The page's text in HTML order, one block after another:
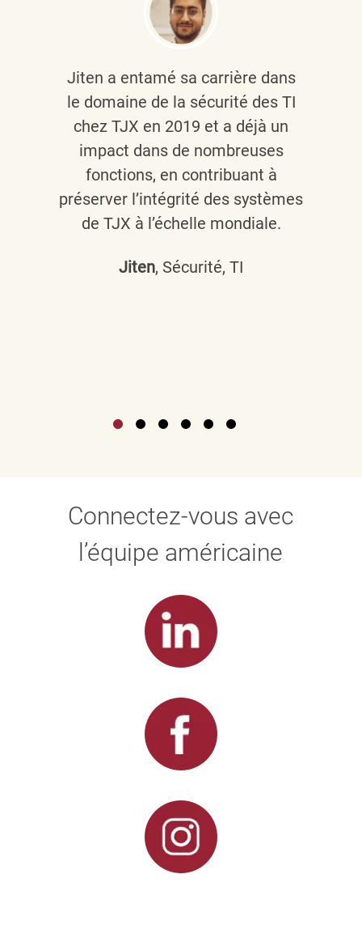
Jiten a entamé sa carrière dans
le domaine de la sécurité des TI
chez TJX en 2019 et a déjà un
impact dans de nombreuses
fonctions, en contribuant à
préserver l’intégrité des systèmes
de TJX à l’échelle mondiale.
Jiten, Sécurité, TI
Connectez-vous avec
l’équipe américaine